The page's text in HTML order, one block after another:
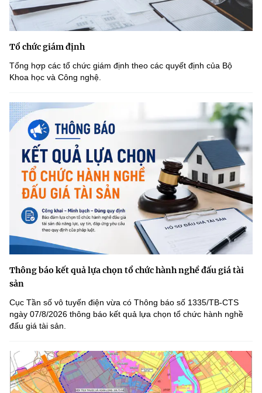
Tổ chức giám định
Tổng hợp các tổ chức giám định theo các quyết định của Bộ
Khoa học và Công nghệ.
Thông báo kết quả lựa chọn tổ chức hành nghề đấu giá tài
sản
Cục Tần số vô tuyến điện vừa có Thông báo số 1335/TB-CTS
ngày 07/8/2026 thông báo kết quả lựa chọn tổ chức hành nghề
đấu giá tài sản.